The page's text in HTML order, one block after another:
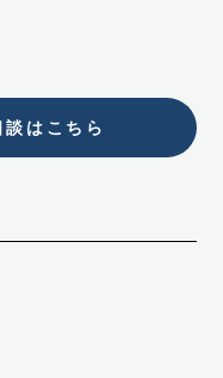
はこちら